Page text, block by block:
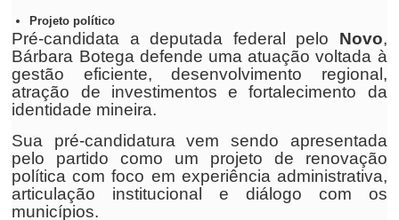
Projeto político
Pré-candidata a deputada federal pelo Novo,
Bárbara Botega defende uma atuação voltada à
gestão eficiente, desenvolvimento regional,
atração de investimentos e fortalecimento da
identidade mineira.
Sua pré-candidatura vem sendo apresentada
pelo partido como um projeto de renovação
política com foco em experiência administrativa,
articulação institucional e diálogo com os
municípios.